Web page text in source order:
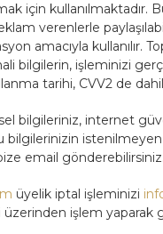
için
verenlerle
amacıyla kullanılır.
bilgilerin, işleminizi
tarihi, CVV2 de
bilgileriniz, internet
bilgilerinizin
email gönderebilirsiniz.
üyelik iptal işleminizi
üzerinden işlem yaparak